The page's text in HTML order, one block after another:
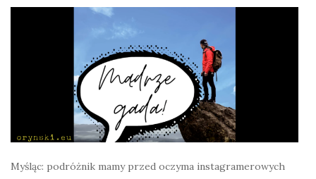
Myśląc: podróżnik mamy przed oczyma instagramerowych